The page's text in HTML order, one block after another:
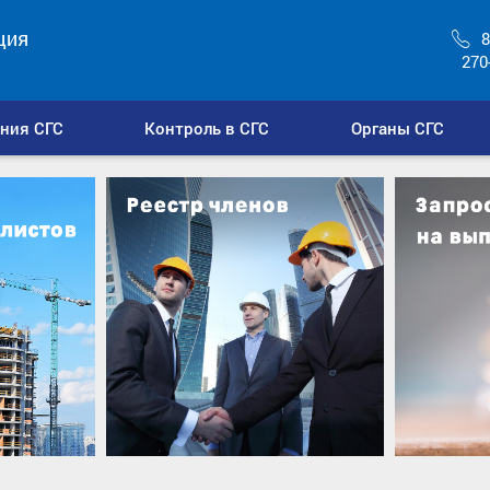
СГС Контроль в СГС Органы СГС